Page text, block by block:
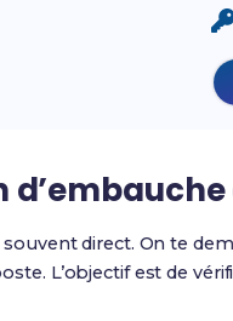
direct. On te
L’objectif est de